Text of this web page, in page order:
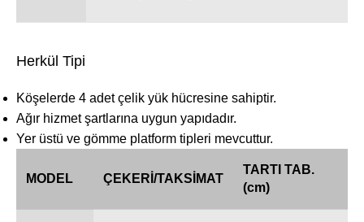
Herkül Tipi
Köşelerde 4 adet çelik yük hücresine sahiptir.
Ağır hizmet şartlarına uygun yapıdadır.
Yer üstü ve gömme platform tipleri mevcuttur.
MODEL ÇEKERİ/TAKSİMAT
TARTI TAB.
(cm)